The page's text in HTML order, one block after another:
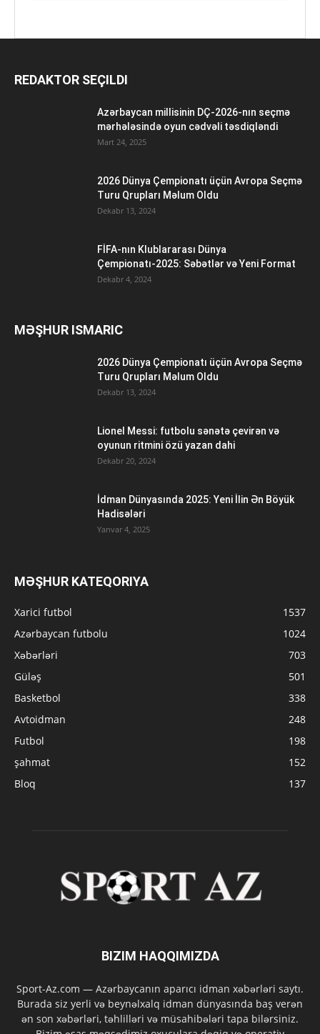
REDAKTOR SEÇILDI
Azərbaycan millisinin DÇ-2026-nın seçmə
mərhələsində oyun cədvəli təsdiqləndi
Mart 24, 2025
2026 Dünya Çempionatı üçün Avropa Seçmə
Turu Qrupları Məlum Oldu
Dekabr 13, 2024
FİFA-nın Klublararası Dünya
Çempionatı-2025: Səbətlər və Yeni Format
Dekabr 4, 2024
MƏŞHUR ISMARIC
2026 Dünya Çempionatı üçün Avropa Seçmə
Turu Qrupları Məlum Oldu
Dekabr 13, 2024
Lionel Messi: futbolu sənətə çevirən və
oyunun ritmini özü yazan dahi
Dekabr 20, 2024
İdman Dünyasında 2025: Yeni İlin Ən Böyük
Hadisələri
Yanvar 4, 2025
MƏŞHUR KATEQORIYA
Xarici futbol
1537
Azərbaycan futbolu
1024
Xəbərləri
703
Güləş
501
Basketbol
338
Avtoidman
248
Futbol
198
şahmat
152
Bloq
137
BIZIM HAQQIMIZDA
Sport-Az.com — Azərbaycanın aparıcı idman xəbərləri saytı.
Burada siz yerli və beynəlxalq idman dünyasında baş verən
ən son xəbərləri, təhlilləri və müsahibələri tapa bilərsiniz.